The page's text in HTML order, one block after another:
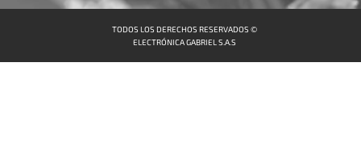
TODOS LOS DERECHOS RESERVADOS ©
ELECTRÓNICA GABRIEL S.A.S